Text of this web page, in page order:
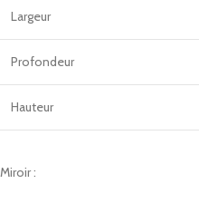
Largeur
Profondeur
Hauteur
Miroir :